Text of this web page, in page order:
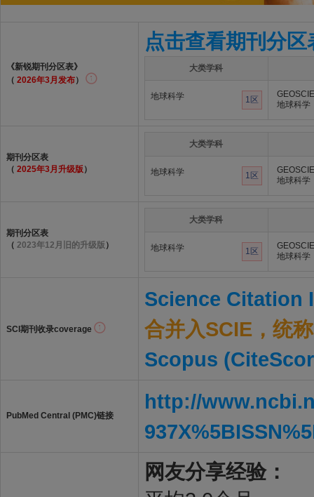
《新锐期刊分区表》
（ 2026年3月发布）
点击查看期刊分区
大类学科
地球科学 1区
地球科学
期刊分区表
（ 2025年3月升级版 ）
大类学科
地球科学 1区
地球科学
期刊分区表
（ 2023年12月旧的升级版 ）
大类学科
地球科学 1区
地球科学
SCI期刊收录coverage
Science Citation
合并入SCIE，统
Scopus
PubMed Central (PMC)链接
http://
网友分享经验：